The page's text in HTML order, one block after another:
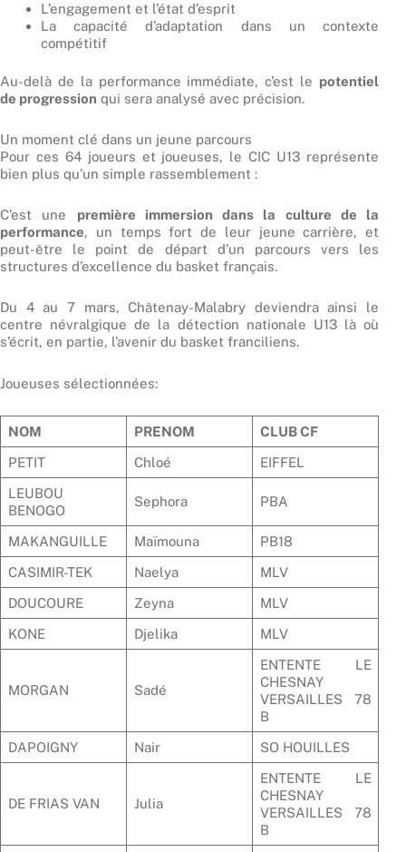
L’engagement et l’état d’esprit
La capacité d’adaptation dans un contexte
compétitif
Au-delà de la performance immédiate, c’est le potentiel
de progression qui sera analysé avec précision.
Un moment clé dans un jeune parcours
Pour ces 64 joueurs et joueuses, le CIC U13 représente
bien plus qu’un simple rassemblement :
C’est une première immersion dans la culture de la
performance, un temps fort de leur jeune carrière, et
peut-être le point de départ d’un parcours vers les
structures d’excellence du basket français.
Du 4 au 7 mars, Châtenay-Malabry deviendra ainsi le
centre névralgique de la détection nationale U13 là où
s’écrit, en partie, l’avenir du basket franciliens.
Joueuses sélectionnées:
NOM PRENOM
CLUB CF
PETIT
Chloé
EIFFEL
LEUBOU
BENOGO
Sephora PBA
MAKANGUILLE Maïmouna
PB18
CASIMIR-TEK
Naelya
MLV
DOUCOURE
Zeyna
MLV
KONE
Djelika MLV
MORGAN Sadé
ENTENTE LE
CHESNAY
VERSAILLES 78
B
DAPOIGNY
Nair SO HOUILLES
DE FRIAS VAN Julia
ENTENTE LE
CHESNAY
VERSAILLES 78
B